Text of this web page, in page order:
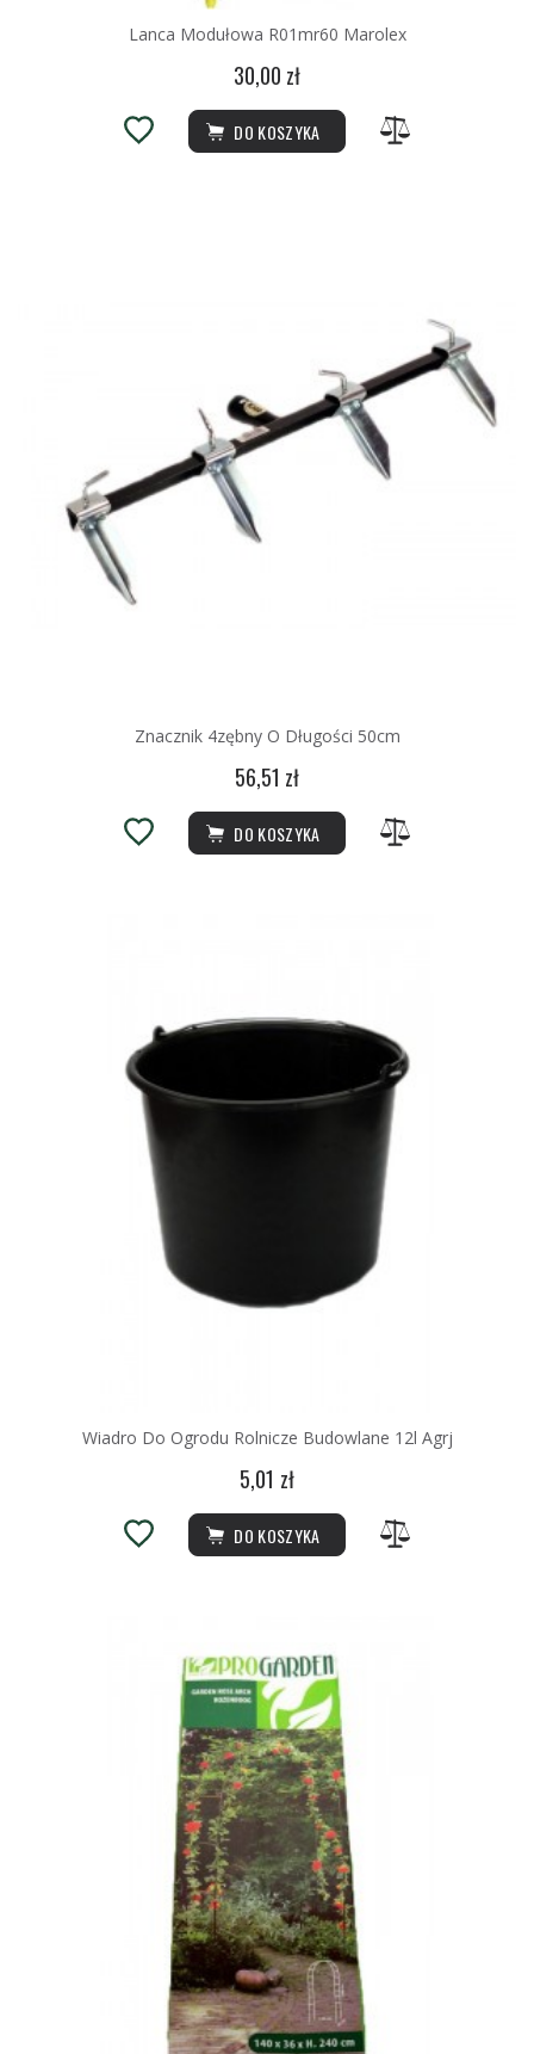
Lanca Modułowa R01mr60 Marolex
30,00 zł
DO KOSZYKA
Znacznik 4zębny O Długości 50cm
56,51 zł
DO KOSZYKA
Wiadro Do Ogrodu Rolnicze Budowlane 12l Agrj
5,01 zł
DO KOSZYKA